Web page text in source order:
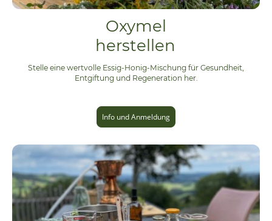
Oxymel
herstellen
Stelle eine wertvolle Essig-Honig-Mischung für Gesundheit,
Entgiftung und Regeneration her.
Info und Anmeldung